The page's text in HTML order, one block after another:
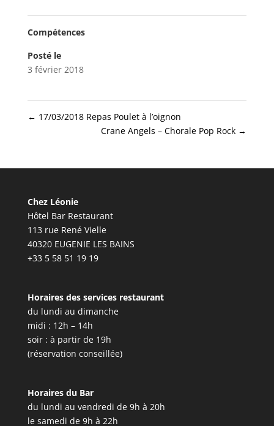
Compétences
Posté le
3 février 2018
← 17/03/2018 Repas Poulet à l’oignon
Crane Angels – Chorale Pop Rock →
Chez Léonie
Hôtel Bar Restaurant
113 rue René Vielle
40320 EUGENIE LES BAINS
+33 5 58 51 19 19
Horaires des services restaurant
du lundi au dimanche
midi : 12h – 14h
soir : à partir de 19h
(réservation conseillée)
Horaires du Bar
du lundi au vendredi de 9h à 20h
le samedi de 9h à 22h